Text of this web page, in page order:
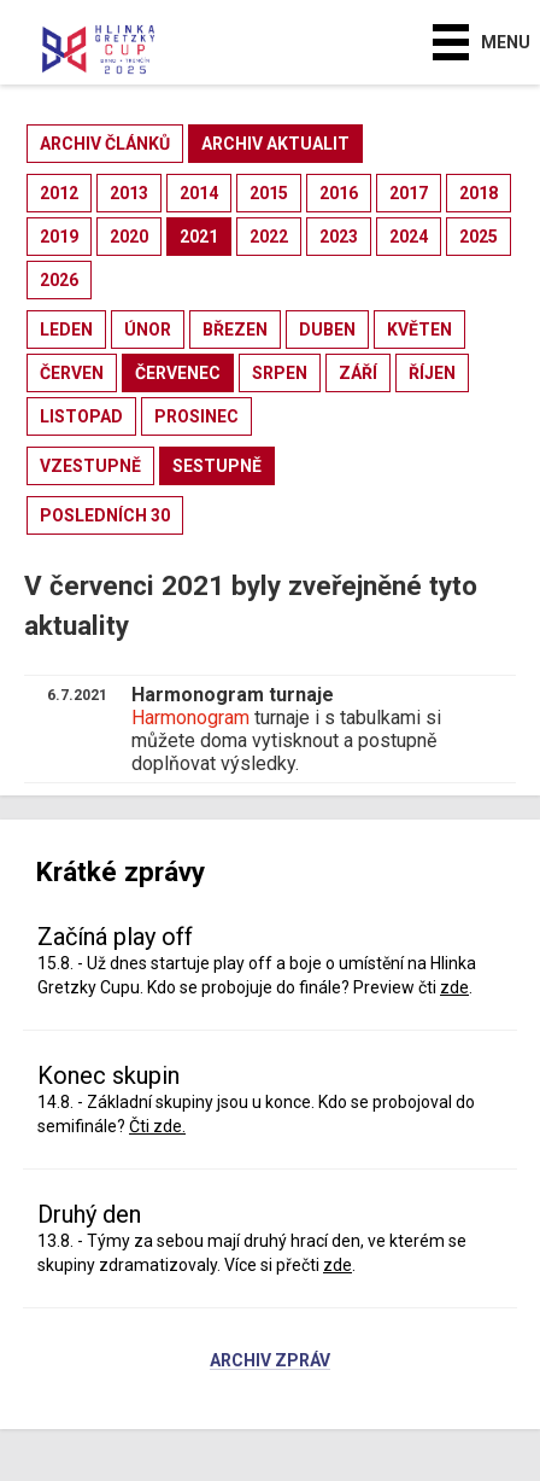
MENU
ARCHIV ČLÁNKŮ ARCHIV AKTUALIT
2012 2013 2014 2015 2016 2017 2018
2019 2020 2021 2022 2023 2024 2025
2026
LEDEN ÚNOR BŘEZEN DUBEN KVĚTEN
ČERVEN ČERVENEC SRPEN ZÁŘÍ ŘÍJEN
LISTOPAD PROSINEC
VZESTUPNĚ SESTUPNĚ
POSLEDNÍCH 30
V červenci 2021 byly zveřejněné tyto
aktuality
6.7.2021
Harmonogram turnaje
Harmonogram turnaje i s tabulkami si
můžete doma vytisknout a postupně
doplňovat výsledky.
Krátké zprávy
Začíná play off
15.8. - Už dnes startuje play off a boje o umístění na Hlinka
Gretzky Cupu. Kdo se probojuje do finále? Preview čti zde.
Konec skupin
14.8. - Základní skupiny jsou u konce. Kdo se probojoval do
semifinále? Čti zde.
Druhý den
13.8. - Týmy za sebou mají druhý hrací den, ve kterém se
skupiny zdramatizovaly. Více si přečti zde.
ARCHIV ZPRÁV